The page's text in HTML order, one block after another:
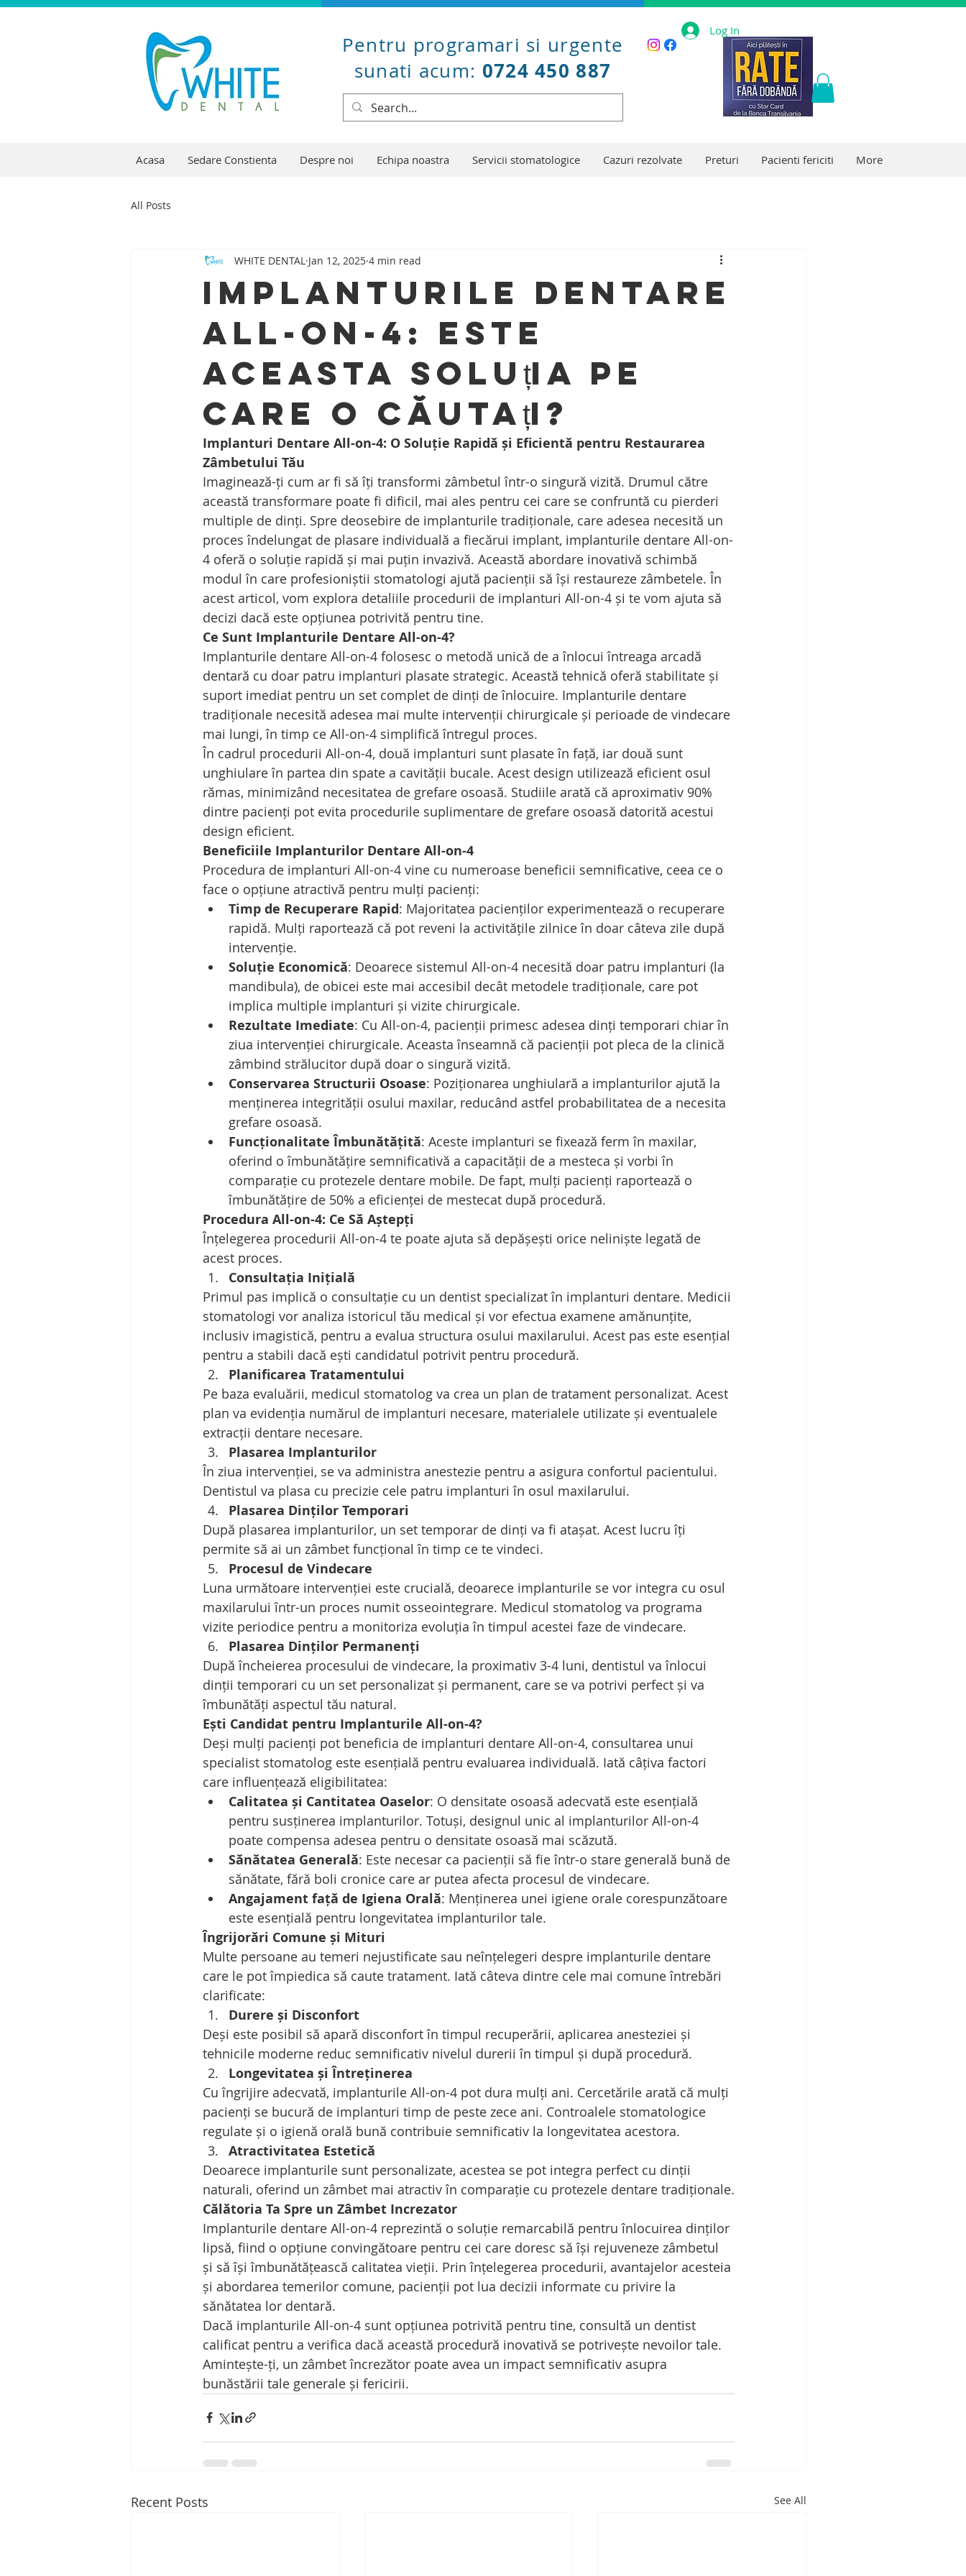
Log In
Pentru programari si urgente
sunati acum: 0724 450 887
Acasa Sedare Constienta Despre noi Echipa noastra Servicii stomatologice Cazuri rezolvate Preturi Pacienti fericiti More
All Posts
Implanturile Dentare
All-on-4: Este
Aceasta Soluția pe
Care o Căutați?
WHITE DENTAL Jan 12, 2025 4 min read
Implanturi Dentare All-on-4: O Soluție Rapidă și Eficientă pentru Restaurarea
Zâmbetului Tău
Imaginează-ți cum ar fi să îți transformi zâmbetul într-o singură vizită. Drumul către
această transformare poate fi dificil, mai ales pentru cei care se confruntă cu pierderi
multiple de dinți. Spre deosebire de implanturile tradiționale, care adesea necesită un
proces îndelungat de plasare individuală a fiecărui implant, implanturile dentare All-on-
4 oferă o soluție rapidă și mai puțin invazivă. Această abordare inovativă schimbă
modul în care profesioniștii stomatologi ajută pacienții să își restaureze zâmbetele. În
acest articol, vom explora detaliile procedurii de implanturi All-on-4 și te vom ajuta să
decizi dacă este opțiunea potrivită pentru tine.
Ce Sunt Implanturile Dentare All-on-4?
Implanturile dentare All-on-4 folosesc o metodă unică de a înlocui întreaga arcadă
dentară cu doar patru implanturi plasate strategic. Această tehnică oferă stabilitate și
suport imediat pentru un set complet de dinți de înlocuire. Implanturile dentare
tradiționale necesită adesea mai multe intervenții chirurgicale și perioade de vindecare
mai lungi, în timp ce All-on-4 simplifică întregul proces.
În cadrul procedurii All-on-4, două implanturi sunt plasate în față, iar două sunt
unghiulare în partea din spate a cavității bucale. Acest design utilizează eficient osul
rămas, minimizând necesitatea de grefare osoasă. Studiile arată că aproximativ 90%
dintre pacienți pot evita procedurile suplimentare de grefare osoasă datorită acestui
design eficient.
Beneficiile Implanturilor Dentare All-on-4
Procedura de implanturi All-on-4 vine cu numeroase beneficii semnificative, ceea ce o
face o opțiune atractivă pentru mulți pacienți:
Timp de Recuperare Rapid: Majoritatea pacienților experimentează o recuperare
rapidă. Mulți raportează că pot reveni la activitățile zilnice în doar câteva zile după
intervenție.
Soluție Economică: Deoarece sistemul All-on-4 necesită doar patru implanturi (la
mandibula), de obicei este mai accesibil decât metodele tradiționale, care pot
implica multiple implanturi și vizite chirurgicale.
Rezultate Imediate: Cu All-on-4, pacienții primesc adesea dinți temporari chiar în
ziua intervenției chirurgicale. Aceasta înseamnă că pacienții pot pleca de la clinică
zâmbind strălucitor după doar o singură vizită.
Conservarea Structurii Osoase: Poziționarea unghiulară a implanturilor ajută la
menținerea integrității osului maxilar, reducând astfel probabilitatea de a necesita
grefare osoasă.
Funcționalitate Îmbunătățită: Aceste implanturi se fixează ferm în maxilar,
oferind o îmbunătățire semnificativă a capacității de a mesteca și vorbi în
comparație cu protezele dentare mobile. De fapt, mulți pacienți raportează o
îmbunătățire de 50% a eficienței de mestecat după procedură.
Procedura All-on-4: Ce Să Aștepți
Înțelegerea procedurii All-on-4 te poate ajuta să depășești orice neliniște legată de
acest proces.
Consultația Inițială
Primul pas implică o consultație cu un dentist specializat în implanturi dentare. Medicii
stomatologi vor analiza istoricul tău medical și vor efectua examene amănunțite,
inclusiv imagistică, pentru a evalua structura osului maxilarului. Acest pas este esențial
pentru a stabili dacă ești candidatul potrivit pentru procedură.
Planificarea Tratamentului
Pe baza evaluării, medicul stomatolog va crea un plan de tratament personalizat. Acest
plan va evidenția numărul de implanturi necesare, materialele utilizate și eventualele
extracții dentare necesare.
Plasarea Implanturilor
În ziua intervenției, se va administra anestezie pentru a asigura confortul pacientului.
Dentistul va plasa cu precizie cele patru implanturi în osul maxilarului.
Plasarea Dinților Temporari
După plasarea implanturilor, un set temporar de dinți va fi atașat. Acest lucru îți
permite să ai un zâmbet funcțional în timp ce te vindeci.
Procesul de Vindecare
Luna următoare intervenției este crucială, deoarece implanturile se vor integra cu osul
maxilarului într-un proces numit osseointegrare. Medicul stomatolog va programa
vizite periodice pentru a monitoriza evoluția în timpul acestei faze de vindecare.
Plasarea Dinților Permanenți
După încheierea procesului de vindecare, la proximativ 3-4 luni, dentistul va înlocui
dinții temporari cu un set personalizat și permanent, care se va potrivi perfect și va
îmbunătăți aspectul tău natural.
Ești Candidat pentru Implanturile All-on-4?
Deși mulți pacienți pot beneficia de implanturi dentare All-on-4, consultarea unui
specialist stomatolog este esențială pentru evaluarea individuală. Iată câțiva factori
care influențează eligibilitatea:
Calitatea și Cantitatea Oaselor: O densitate osoasă adecvată este esențială
pentru susținerea implanturilor. Totuși, designul unic al implanturilor All-on-4
poate compensa adesea pentru o densitate osoasă mai scăzută.
Sănătatea Generală: Este necesar ca pacienții să fie într-o stare generală bună de
sănătate, fără boli cronice care ar putea afecta procesul de vindecare.
Angajament față de Igiena Orală: Menținerea unei igiene orale corespunzătoare
este esențială pentru longevitatea implanturilor tale.
Îngrijorări Comune și Mituri
Multe persoane au temeri nejustificate sau neînțelegeri despre implanturile dentare
care le pot împiedica să caute tratament. Iată câteva dintre cele mai comune întrebări
clarificate:
Durere și Disconfort
Deși este posibil să apară disconfort în timpul recuperării, aplicarea anesteziei și
tehnicile moderne reduc semnificativ nivelul durerii în timpul și după procedură.
Longevitatea și Întreținerea
Cu îngrijire adecvată, implanturile All-on-4 pot dura mulți ani. Cercetările arată că mulți
pacienți se bucură de implanturi timp de peste zece ani. Controalele stomatologice
regulate și o igienă orală bună contribuie semnificativ la longevitatea acestora.
Atractivitatea Estetică
Deoarece implanturile sunt personalizate, acestea se pot integra perfect cu dinții
naturali, oferind un zâmbet mai atractiv în comparație cu protezele dentare tradiționale.
Călătoria Ta Spre un Zâmbet Increzator
Implanturile dentare All-on-4 reprezintă o soluție remarcabilă pentru înlocuirea dinților
lipsă, fiind o opțiune convingătoare pentru cei care doresc să își rejuveneze zâmbetul
și să își îmbunătățească calitatea vieții. Prin înțelegerea procedurii, avantajelor acesteia
și abordarea temerilor comune, pacienții pot lua decizii informate cu privire la
sănătatea lor dentară.
Dacă implanturile All-on-4 sunt opțiunea potrivită pentru tine, consultă un dentist
calificat pentru a verifica dacă această procedură inovativă se potrivește nevoilor tale.
Amintește-ți, un zâmbet încrezător poate avea un impact semnificativ asupra
bunăstării tale generale și fericirii.
Recent Posts See All